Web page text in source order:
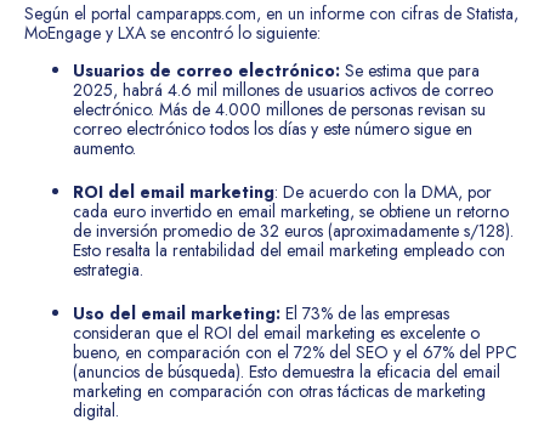
Según el portal camparapps.com, en un informe con cifras de Statista,
MoEngage y LXA se encontró lo siguiente:
Usuarios de correo electrónico: Se estima que para
2025, habrá 4.6 mil millones de usuarios activos de correo
electrónico. Más de 4.000 millones de personas revisan su
correo electrónico todos los días y este número sigue en
aumento.
ROI del email marketing: De acuerdo con la DMA, por
cada euro invertido en email marketing, se obtiene un retorno
de inversión promedio de 32 euros (aproximadamente s/128).
Esto resalta la rentabilidad del email marketing empleado con
estrategia.
Uso del email marketing: El 73% de las empresas
consideran que el ROI del email marketing es excelente o
bueno, en comparación con el 72% del SEO y el 67% del PPC
(anuncios de búsqueda). Esto demuestra la eficacia del email
marketing en comparación con otras tácticas de marketing
digital.